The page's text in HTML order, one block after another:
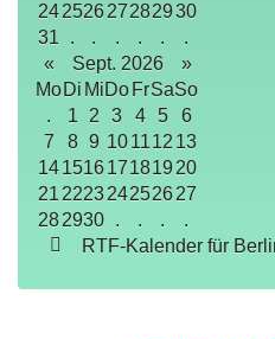
24252627282930
31
. . . . .
.
«
Sept. 2026
»
MoDi MiDo FrSaSo
.
1 2 3 4 5
6
7
8 9 10 1112 13
141516171819 20
21 222324252627
282930 . . .
.
RTF-Kalender für